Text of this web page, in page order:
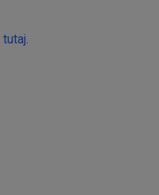
tutaj.